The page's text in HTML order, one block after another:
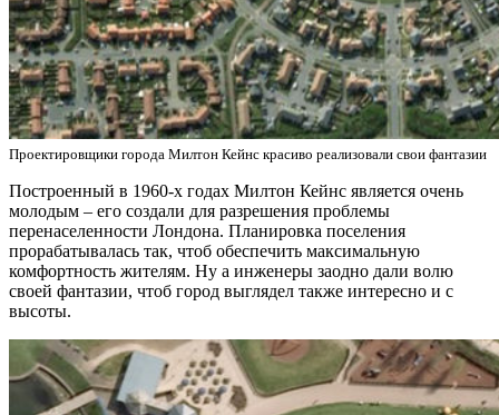
Проектировщики города Милтон Кейнс красиво реализовали свои фантазии
Построенный в 1960-х годах Милтон Кейнс является очень
молодым – его создали для разрешения проблемы
перенаселенности Лондона. Планировка поселения
прорабатывалась так, чтоб обеспечить максимальную
комфортность жителям. Ну а инженеры заодно дали волю
своей фантазии, чтоб город выглядел также интересно и с
высоты.